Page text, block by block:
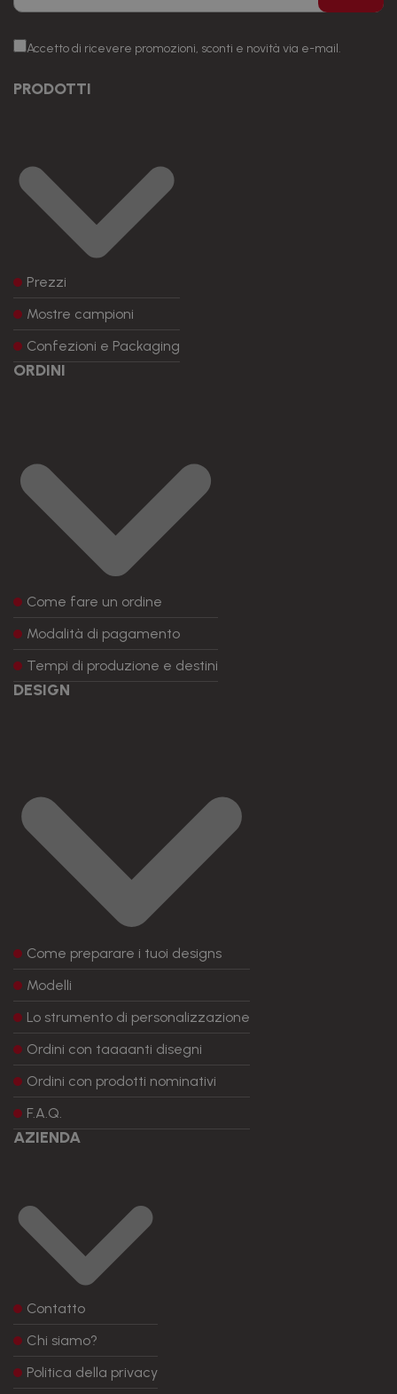
Accetto di ricevere promozioni, sconti e novità via e-mail.
PRODOTTI
Prezzi
Mostre campioni
Confezioni e Packaging
ORDINI
Come fare un ordine
Modalità di pagamento
Tempi di produzione e destini
DESIGN
Come preparare i tuoi designs
Modelli
Lo strumento di personalizzazione
Ordini con taaaanti disegni
Ordini con prodotti nominativi
F.A.Q.
AZIENDA
Contatto
Chi siamo?
Politica della privacy